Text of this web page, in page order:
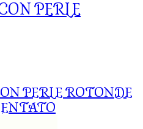
PERLE